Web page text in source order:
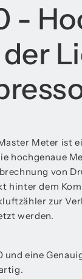
-
Meter ist
hochgenaue
von
hinter dem
zur
werden.
und eine